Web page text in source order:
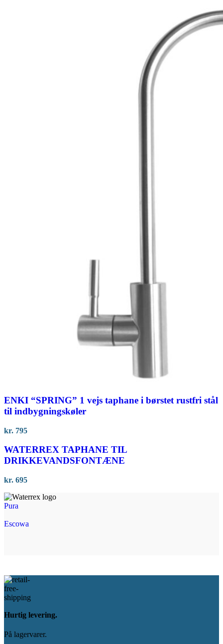
ENKI “SPRING” 1 vejs taphane i børstet rustfri stål
til indbygningskøler
kr. 795
WATERREX TAPHANE TIL
DRIKKEVANDSFONTÆNE
kr. 695
Pura
Escowa
Hurtig levering.
På lagervarer.